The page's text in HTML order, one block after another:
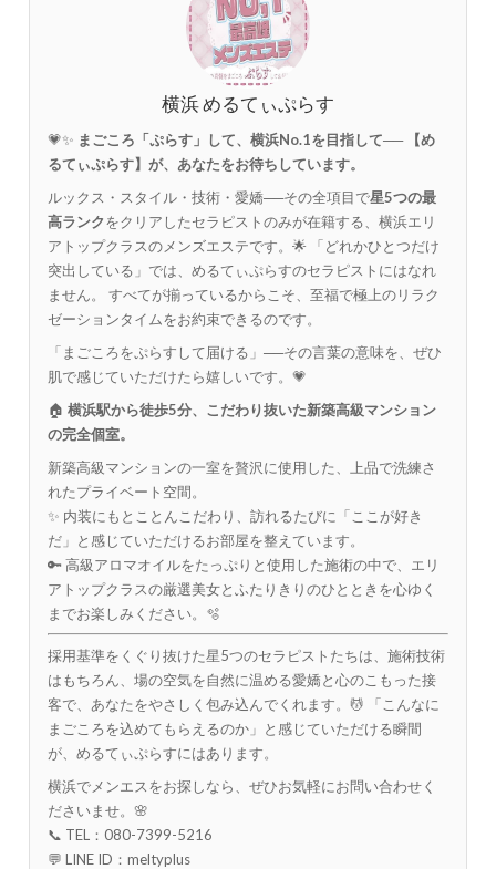
横浜 めるてぃぷらす
💗✨ まごころ「ぷらす」して、横浜No.1を目指して──
【め
るてぃぷらす】が、あなたをお待ちしています。
ルックス・スタイル・技術・愛嬌──その全項目で星5つの最
高ランクをクリアしたセラピストのみが在籍する、横浜エリ
アトップクラスのメンズエステです。🌟 「どれかひとつだけ
突出している」では、めるてぃぷらすのセラピストにはなれ
ません。 すべてが揃っているからこそ、至福で極上のリラク
ゼーションタイムをお約束できるのです。
「まごころをぷらすして届ける」──その言葉の意味を、ぜひ
肌で感じていただけたら嬉しいです。💗
🏠横浜駅から徒歩5分、こだわり抜いた新築高級マンション
の完全個室。
新築高級マンションの一室を贅沢に使用した、上品で洗練さ
れたプライベート空間。
✨ 内装にもとことんこだわり、訪れるたびに「ここが好き
だ」と感じていただけるお部屋を整えています。
🔑 高級アロマオイルをたっぷりと使用した施術の中で、エリ
アトップクラスの厳選美女とふたりきりのひとときを心ゆく
までお楽しみください。🫧
採用基準をくぐり抜けた星5つのセラピストたちは、施術技術
はもちろん、場の空気を自然に温める愛嬌と心のこもった接
客で、あなたをやさしく包み込んでくれます。💆 「こんなに
まごころを込めてもらえるのか」と感じていただける瞬間
が、めるてぃぷらすにはあります。
横浜でメンエスをお探しなら、ぜひお気軽にお問い合わせく
ださいませ。🌸
📞 TEL：080-7399-5216
💬 LINE ID：meltyplus